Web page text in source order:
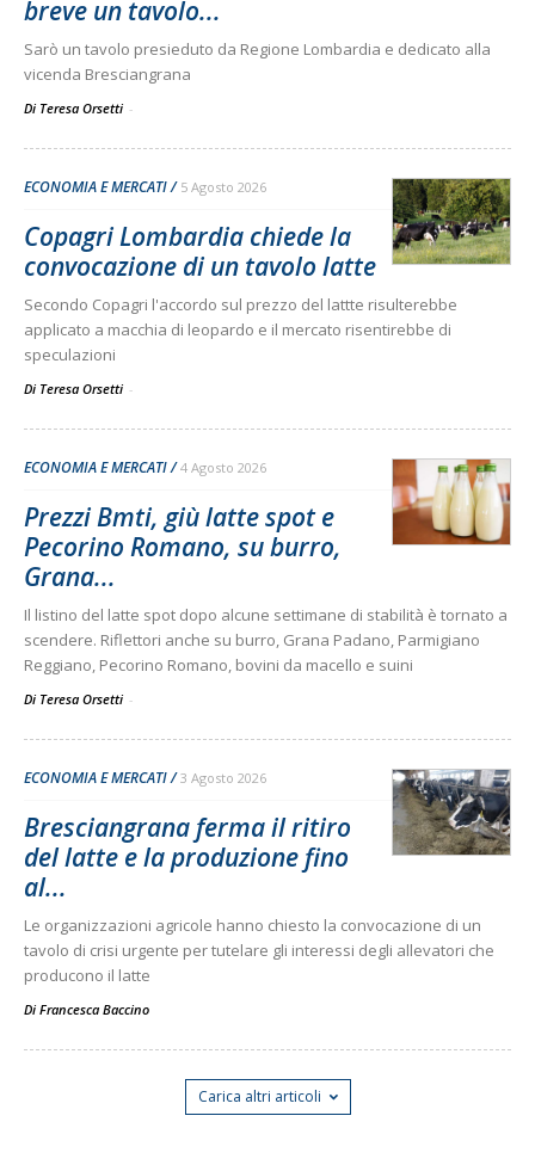
breve un tavolo...
Sarò un tavolo presieduto da Regione Lombardia e dedicato alla
vicenda Bresciangrana
Di Teresa Orsetti -
ECONOMIA E MERCATI 5 Agosto 2026
Copagri Lombardia chiede la
convocazione di un tavolo latte
Secondo Copagri l'accordo sul prezzo del lattte risulterebbe
applicato a macchia di leopardo e il mercato risentirebbe di
speculazioni
Di Teresa Orsetti -
ECONOMIA E MERCATI 4 Agosto 2026
Prezzi Bmti, giù latte spot e
Pecorino Romano, su burro,
Grana...
Il listino del latte spot dopo alcune settimane di stabilità è tornato a
scendere. Riflettori anche su burro, Grana Padano, Parmigiano
Reggiano, Pecorino Romano, bovini da macello e suini
Di Teresa Orsetti -
ECONOMIA E MERCATI 3 Agosto 2026
Bresciangrana ferma il ritiro
del latte e la produzione fino
al...
Le organizzazioni agricole hanno chiesto la convocazione di un
tavolo di crisi urgente per tutelare gli interessi degli allevatori che
producono il latte
Di Francesca Baccino
Carica altri articoli